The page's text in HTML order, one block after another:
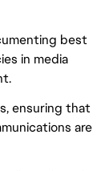
best
in media
ensuring that
are